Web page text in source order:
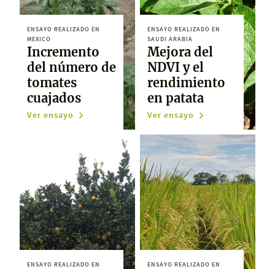
ENSAYO REALIZADO EN
MEXICO
Incremento
del número de
tomates
cuajados
Ver ensayo
ENSAYO REALIZADO EN
SAUDI ARABIA
Mejora del
NDVI y el
rendimiento
en patata
Ver ensayo
ENSAYO REALIZADO EN
ENSAYO REALIZADO EN